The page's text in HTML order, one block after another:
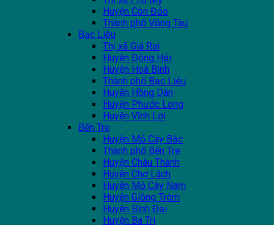
Huyện Côn Đảo
Thành phố Vũng Tàu
Bạc Liêu
Thị xã Giá Rai
Huyện Đông Hải
Huyện Hoà Bình
Thành phố Bạc Liêu
Huyện Hồng Dân
Huyện Phước Long
Huyện Vĩnh Lợi
Bến Tre
Huyện Mỏ Cày Bắc
Thành phố Bến Tre
Huyện Châu Thành
Huyện Chợ Lách
Huyện Mỏ Cày Nam
Huyện Giồng Trôm
Huyện Bình Đại
Huyện Ba Tri